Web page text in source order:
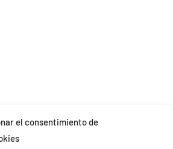
el consentimiento de